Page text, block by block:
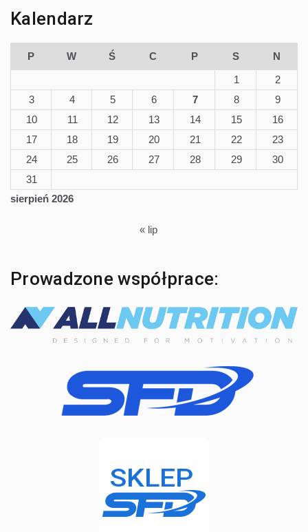
Kalendarz
sierpień 2026
P W Ś C P S
N
1
2
3
4 5 6 7 8
9
10
11 12 13 14 15
16
17
18 19 20 21 22
23
24
25 26 27 28 29
30
31
« lip
Prowadzone współprace: